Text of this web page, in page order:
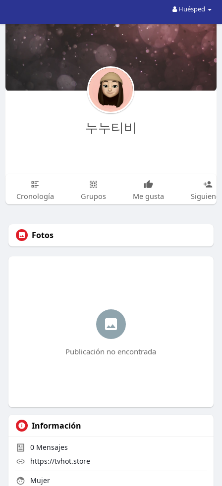
Huésped
누누티비
Cronología Grupos Me gusta
Fotos
Publicación no encontrada
Información
0Mensajes
https://tvhot.store
Mujer